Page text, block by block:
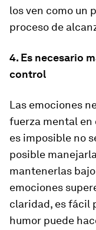
los ven como un
proceso de
4. Es necesario
control
Las emociones
fuerza mental en
es imposible no
posible
mantenerlas
emociones
claridad, es fácil
humor puede